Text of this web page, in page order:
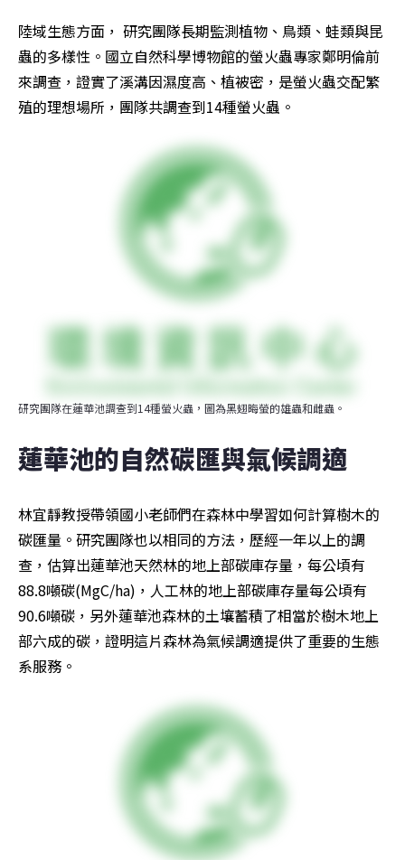
陸域生態方面， 研究團隊長期監測植物、鳥類、蛙類與昆
蟲的多樣性。國立自然科學博物館的螢火蟲專家鄭明倫前
來調查，證實了溪溝因濕度高、植被密，是螢火蟲交配繁
殖的理想場所，團隊共調查到14種螢火蟲。
研究團隊在蓮華池調查到14種螢火蟲，圖為黑翅晦螢的雄蟲和雌蟲。
蓮華池的自然碳匯與氣候調適
林宜靜教授帶領國小老師們在森林中學習如何計算樹木的
碳匯量。研究團隊也以相同的方法，歷經一年以上的調
查，估算出蓮華池天然林的地上部碳庫存量，每公頃有
88.8噸碳(MgC/ha)，人工林的地上部碳庫存量每公頃有
90.6噸碳，另外蓮華池森林的土壤蓄積了相當於樹木地上
部六成的碳，證明這片森林為氣候調適提供了重要的生態
系服務。